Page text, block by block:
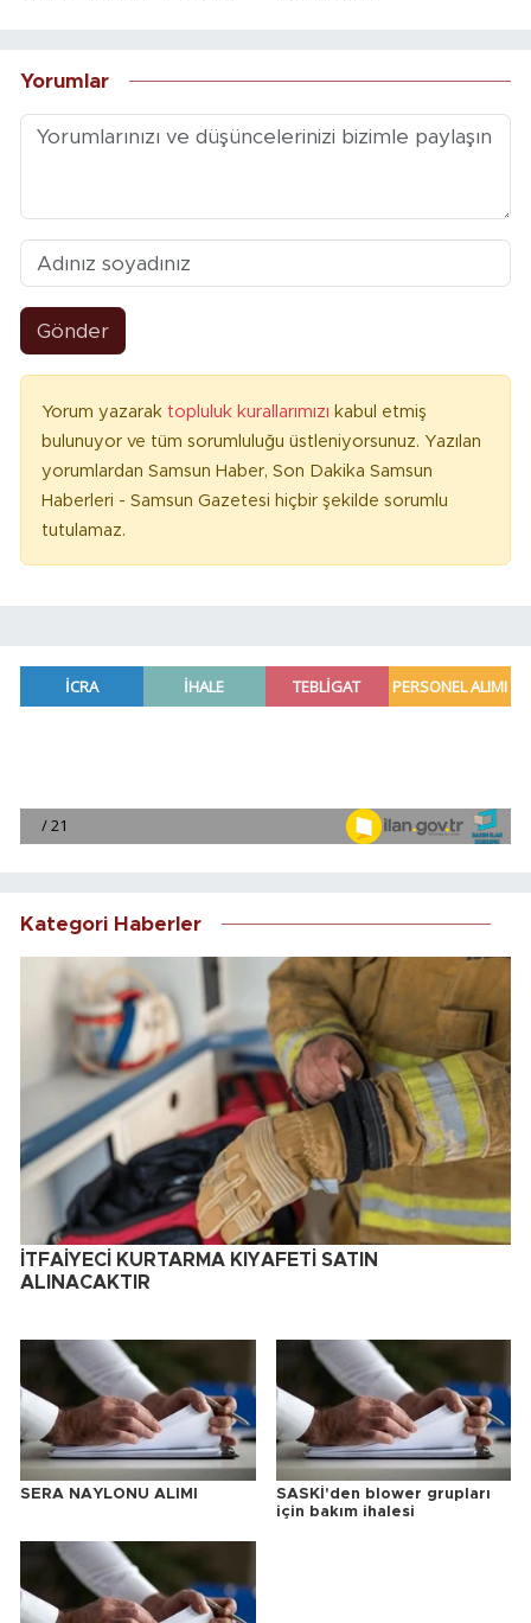
Yorumlar
Gönder
Yorum yazarak topluluk kurallarımızı kabul etmiş
bulunuyor ve tüm sorumluluğu üstleniyorsunuz. Yazılan
yorumlardan Samsun Haber, Son Dakika Samsun
Haberleri - Samsun Gazetesi hiçbir şekilde sorumlu
tutulamaz.
Kategori Haberler
İTFAİYECİ KURTARMA KIYAFETİ SATIN
ALINACAKTIR
SERA NAYLONU ALIMI
SASKİ'den blower grupları
için bakım ihalesi